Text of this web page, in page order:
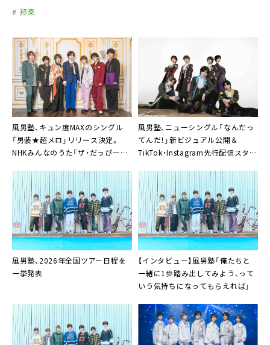
# 邦楽
風男塾、キュン度MAXのシングル
「男装★超メロ」リリース決定。
NHKみんなのうた「ザ・だっぴー
風男塾、ニューシングル「なんだっ
てんだ！」新ビジュアル公開＆
TikTok・Instagram先行配信スター
風男塾、2026年全国ツアー日程を
一挙発表
【インタビュー】風男塾「俺たちと
一緒に1歩踏み出してみよう、って
いう気持ちになってもらえれば」